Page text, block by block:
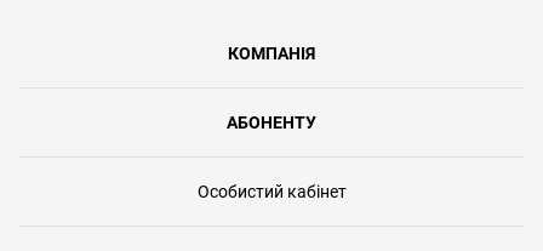
КОМПАНІЯ
АБОНЕНТУ
Особистий кабінет